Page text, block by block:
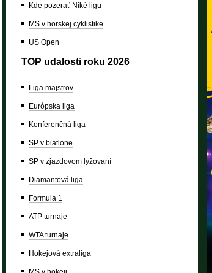
Kde pozerať Niké ligu
MS v horskej cyklistike
US Open
TOP udalosti roku 2026
Liga majstrov
Európska liga
Konferenčná liga
SP v biatlone
SP v zjazdovom lyžovaní
Diamantová liga
Formula 1
ATP turnaje
WTA turnaje
Hokejová extraliga